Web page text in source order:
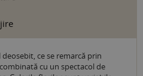
ce se remarcă prin
cu un spectacol de